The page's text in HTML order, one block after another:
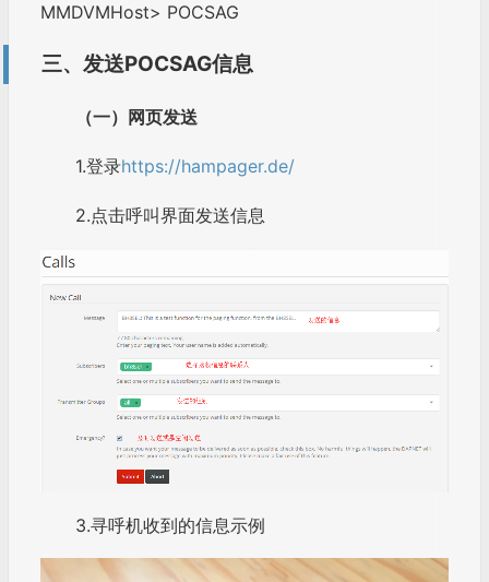
MMDVMHost> POCSAG
三、发送POCSAG信息
（一）网页发送
1.登录https://hampager.de/
2.点击呼叫界面发送信息
3.寻呼机收到的信息示例